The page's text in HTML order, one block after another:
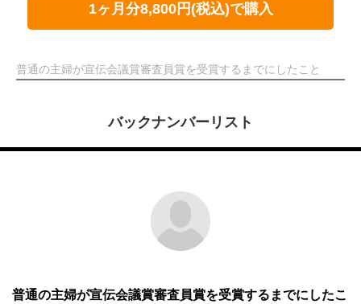
1ヶ月分8,800円(税込)で購入
普通の主婦が宣伝会議賞審査員賞を受賞するまでにしたこと
バックナンバーリスト
普通の主婦が宣伝会議賞審査員賞を受賞するまでにしたこ